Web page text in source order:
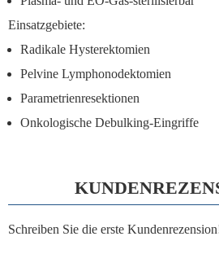
Einsatzgebiete:
Radikale Hysterektomien
Pelvine Lymphonodektomien
Parametrienresektionen
Onkologische Debulking-Eingriffe
Schreiben Sie die erste